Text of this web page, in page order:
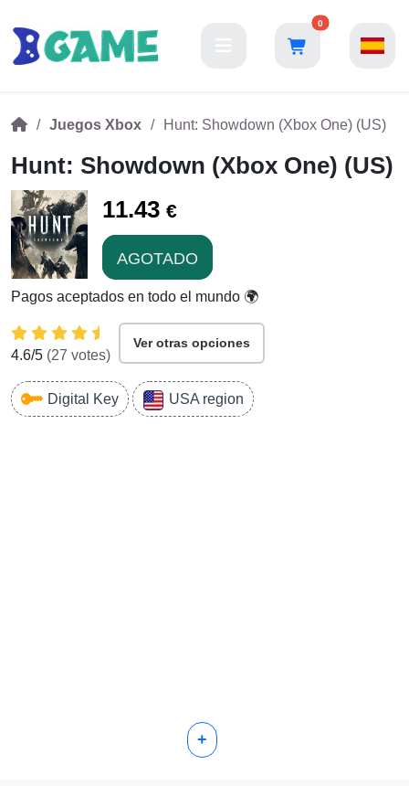
0
Juegos Xbox Hunt: Showdown (Xbox One) (US)
Hunt: Showdown (Xbox One) (US)
11.43 €
AGOTADO
Pagos aceptados en todo el mundo 🌍
4.6/5 (27 votes)
Ver otras opciones
Digital Key USA region
+